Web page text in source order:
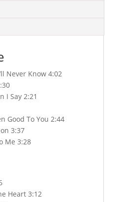
Never Know 4:02
I Say 2:21
Good To You 2:44
3:37
Me 3:28
Heart 3:12